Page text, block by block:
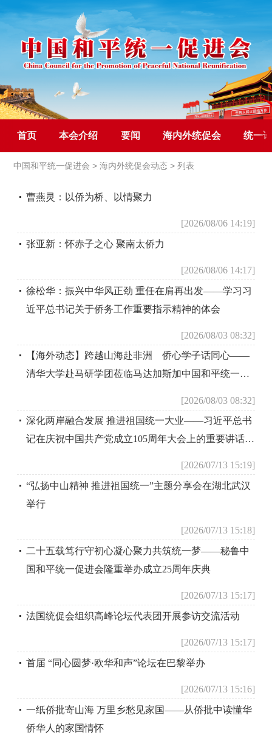
首页 本会介绍 要闻 海内外统促会 统一
中国和平统一促进会 >海内外统促会动态 > 列表
曹燕灵：以侨为桥、以情聚力
[2026/08/06 14:19]
张亚新：怀赤子之心 聚南太侨力
[2026/08/06 14:17]
徐松华：振兴中华风正劲 重任在肩再出发——学习习
近平总书记关于侨务工作重要指示精神的体会
[2026/08/03 08:32]
【海外动态】跨越山海赴非洲 侨心学子话同心——
清华大学赴马研学团莅临马达加斯加中国和平统一促
[2026/08/03 08:32]
深化两岸融合发展 推进祖国统一大业——习近平总书
记在庆祝中国共产党成立105周年大会上的重要讲话为
[2026/07/13 15:19]
“弘扬中山精神 推进祖国统一”主题分享会在湖北武汉
举行
[2026/07/13 15:18]
二十五载笃行守初心凝心聚力共筑统一梦——秘鲁中
国和平统一促进会隆重举办成立25周年庆典
[2026/07/13 15:17]
法国统促会组织高峰论坛代表团开展参访交流活动
[2026/07/13 15:17]
首届 “同心圆梦·欧华和声”论坛在巴黎举办
[2026/07/13 15:16]
一纸侨批寄山海 万里乡愁见家国——从侨批中读懂华
侨华人的家国情怀